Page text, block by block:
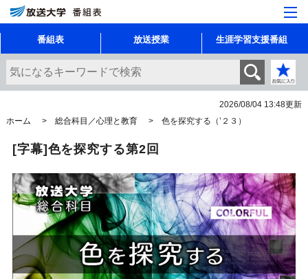
番組表 放送授業 生涯学習支援番組
2026/08/04 13:48更新
ホーム
総合科目／心理と教育 色を探究する（’２３）
[字幕]色を探究する第2回